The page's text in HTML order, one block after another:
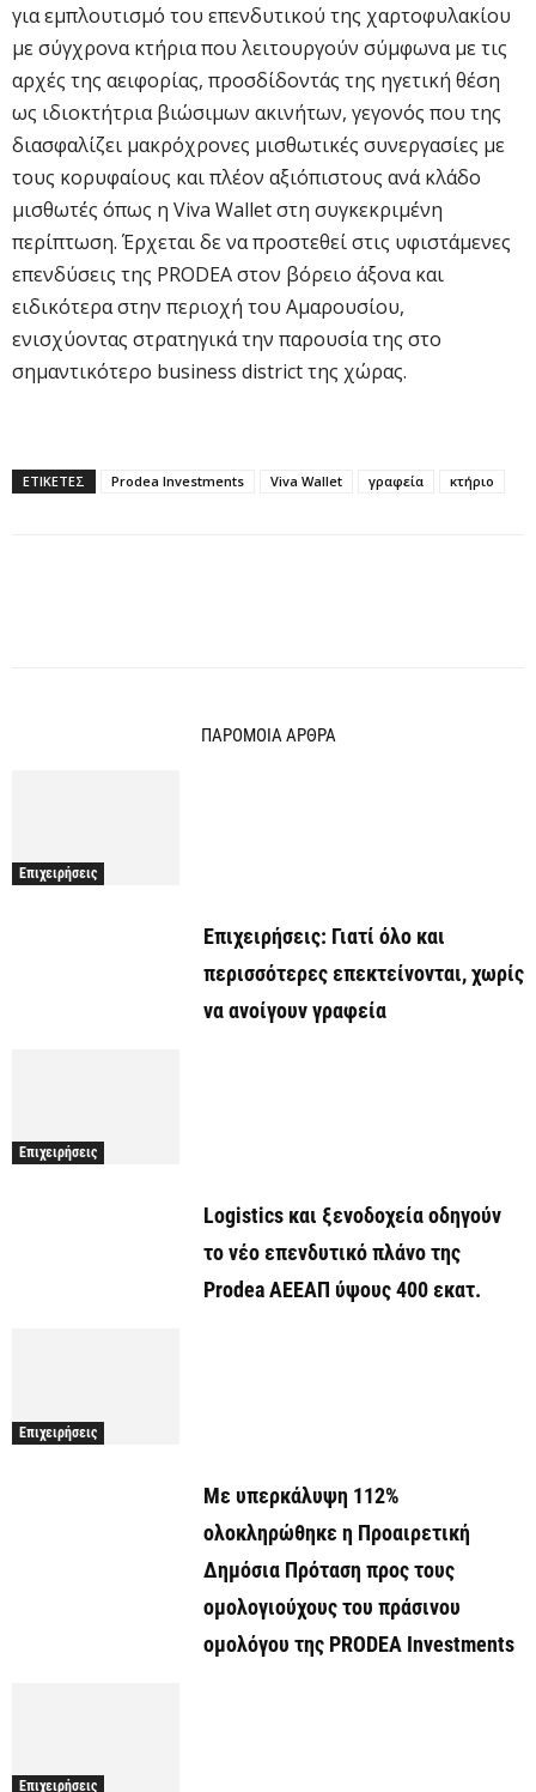
για εμπλουτισμό του επενδυτικού της χαρτοφυλακίου
με σύγχρονα κτήρια που λειτουργούν σύμφωνα με τις
αρχές της αειφορίας, προσδίδοντάς της ηγετική θέση
ως ιδιοκτήτρια βιώσιμων ακινήτων, γεγονός που της
διασφαλίζει μακρόχρονες μισθωτικές συνεργασίες με
τους κορυφαίους και πλέον αξιόπιστους ανά κλάδο
μισθωτές όπως η Viva Wallet στη συγκεκριμένη
περίπτωση. Έρχεται δε να προστεθεί στις υφιστάμενες
επενδύσεις της PRODEA στον βόρειο άξονα και
ειδικότερα στην περιοχή του Αμαρουσίου,
ενισχύοντας στρατηγικά την παρουσία της στο
σημαντικότερο business district της χώρας.
ΕΤΙΚΕΤΕΣ Prodea Investments Viva Wallet γραφεία κτήριο
ΠΑΡΟΜΟΙΑ ΑΡΘΡΑ
Επιχειρήσεις
Επιχειρήσεις: Γιατί όλο και
περισσότερες επεκτείνονται, χωρίς
να ανοίγουν γραφεία
Επιχειρήσεις
Logistics και ξενοδοχεία οδηγούν
το νέο επενδυτικό πλάνο της
Prodea ΑΕΕΑΠ ύψους 400 εκατ.
Επιχειρήσεις
Με υπερκάλυψη 112%
ολοκληρώθηκε η Προαιρετική
Δημόσια Πρόταση προς τους
ομολογιούχους του πράσινου
ομολόγου της PRODEA Investments
Επιχειρήσεις